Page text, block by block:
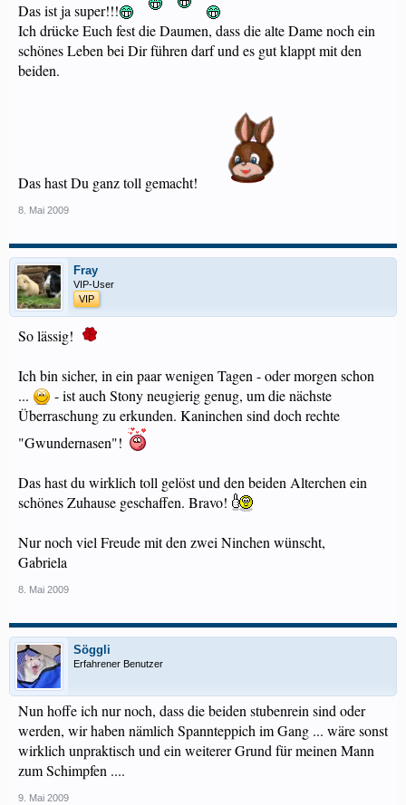
Das ist ja super!!!
Ich drücke Euch fest die Daumen, dass die alte Dame noch ein
schönes Leben bei Dir führen darf und es gut klappt mit den
beiden.
Das hast Du ganz toll gemacht!
8. Mai 2009
Fray
VIP-User
VIP
So lässig!
Ich bin sicher, in ein paar wenigen Tagen - oder morgen schon
...
- ist auch Stony neugierig genug, um die nächste
Überraschung zu erkunden. Kaninchen sind doch rechte
"Gwundernasen"!
Das hast du wirklich toll gelöst und den beiden Alterchen ein
schönes Zuhause geschaffen. Bravo!
Nur noch viel Freude mit den zwei Ninchen wünscht,
Gabriela
8. Mai 2009
Söggli
Erfahrener Benutzer
Nun hoffe ich nur noch, dass die beiden stubenrein sind oder
werden, wir haben nämlich Spannteppich im Gang ... wäre sonst
wirklich unpraktisch und ein weiterer Grund für meinen Mann
zum Schimpfen ....
9. Mai 2009